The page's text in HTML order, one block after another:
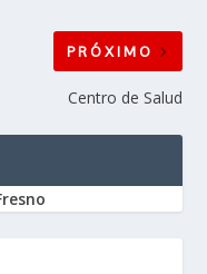
PRÓXIMO
Centro de Salud